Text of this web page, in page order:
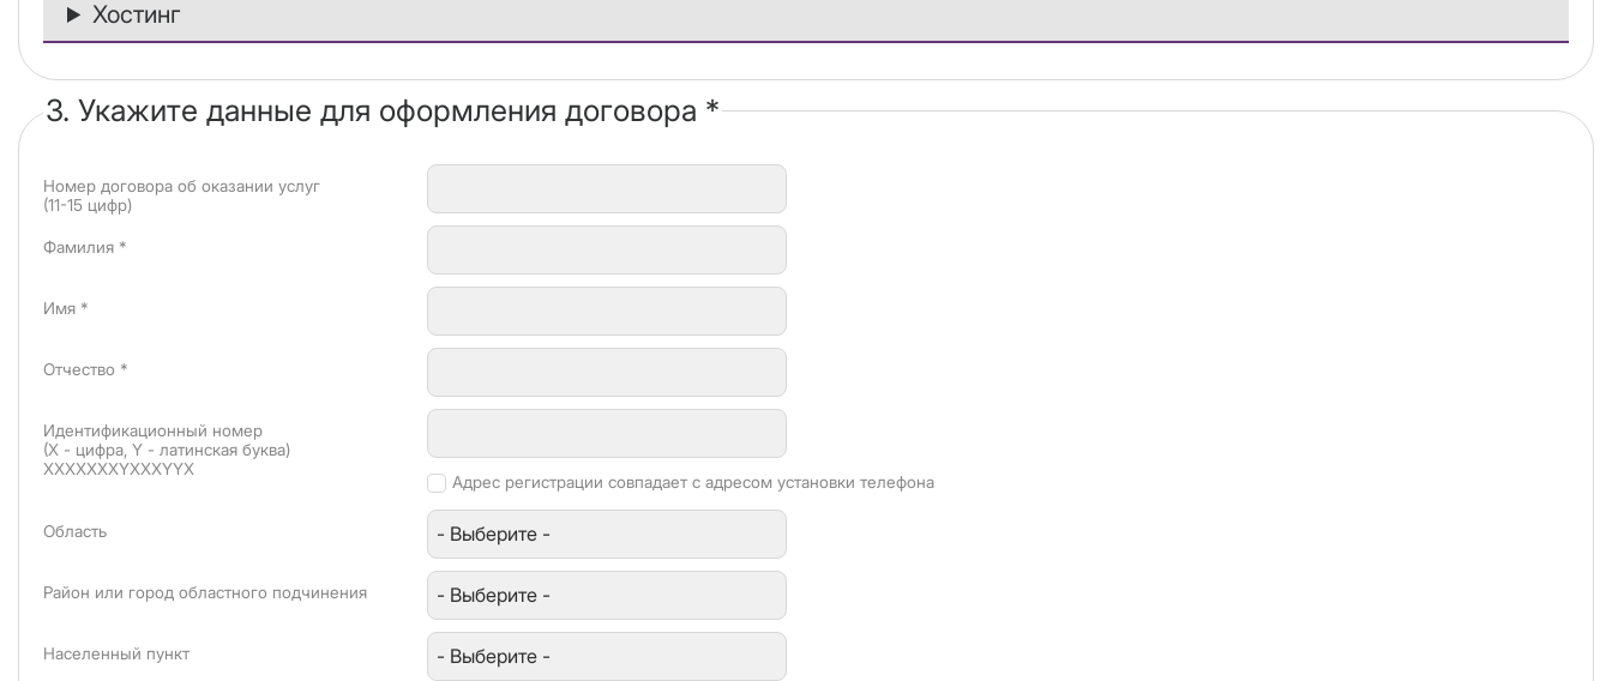
Хостинг
3. Укажите данные для оформления договора *
Номер договора об оказании услуг
(11-15 цифр)
Фамилия *
Имя *
Отчество *
Идентификационный номер
(X - цифра, Y - латинская буква)
XXXXXXXYXXXYYX
Адрес регистрации совпадает с адресом установки телефона
Область
Район или город областного подчинения
Населенный пункт